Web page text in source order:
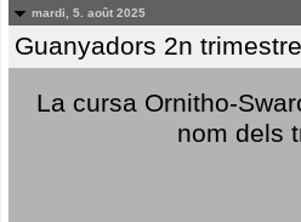
mardi, 5. août 2025
Guanyadors 2n
La cursa Ornitho-
nom dels